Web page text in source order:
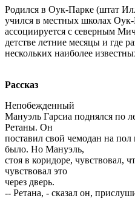
Родился в Оук-Парке (штат
учился в местных школах
ассоциируется с северным
детстве летние месяцы и где
нескольких наиболее
Рассказ
Непобежденный
Мануэль Гарсиа поднялся по
Ретаны. Он
поставил свой чемодан на пол
было. Но Мануэль,
стоя в коридоре, чувствовал,
чувствовал это
через дверь.
-- Ретана, - сказал он,